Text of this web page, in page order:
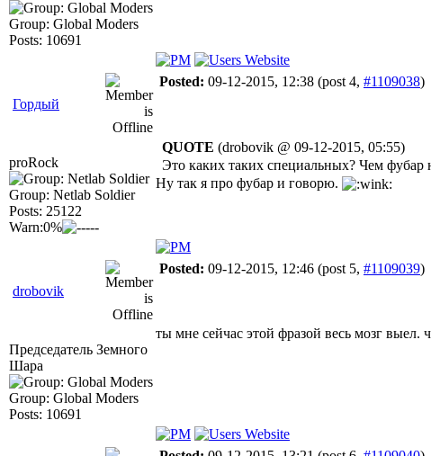
Group: Global Moders
Posts: 10691
Гордый
Posted: 09-12-2015, 12:38 (post 4, #1109038)
proRock
Group: Netlab Soldier
Posts: 25122
Warn:0%
QUOTE (drobovik @ 09-12-2015, 05:55)
Это каких таких специальных? Чем фубар
Ну так я про фубар и говорю.
drobovik
Posted: 09-12-2015, 12:46 (post 5, #1109039)
Председатель Земного
Шара
Group: Global Moders
Posts: 10691
ты мне сейчас этой фразой весь мозг выел.